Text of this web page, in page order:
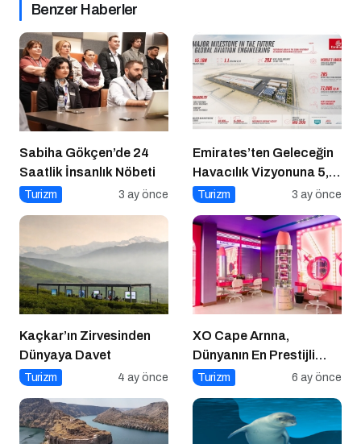
Benzer Haberler
Sabiha Gökçen’de 24
Saatlik İnsanlık Nöbeti
Turizm 3 ay önce
Emirates’ten Geleceğin
Havacılık Vizyonuna 5,1
Milyar Dolarlık Dev
Turizm 3 ay önce
Kaçkar’ın Zirvesinden
Dünyaya Davet
Turizm 4 ay önce
XO Cape Arnna,
Dünyanın En Prestijli
Seyahat Yayınlarında
Editoryal Seçkisinde
Türkiye’den Listelenen
Turizm 6 ay önce